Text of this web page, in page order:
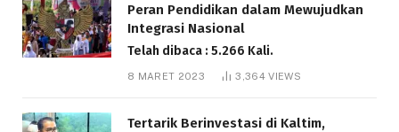
Peran Pendidikan dalam Mewujudkan
Integrasi Nasional
Telah dibaca : 5.266 Kali.
8 MARET 2023 3,364VIEWS
Tertarik Berinvestasi di Kaltim,